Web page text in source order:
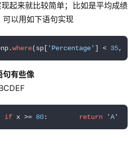
起来就比较简单；比如是平均成绩
以用如下语句实现
where(sp[ 'Percentage' ] < 35,
有些像
if x >= 80: return 'A'